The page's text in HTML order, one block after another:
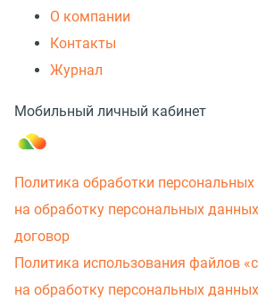
О компании
Контакты
Журнал
Мобильный личный кабинет
Политика обработки
на обработку персональных данных
договор
Политика использования файлов
на обработку персональных данных